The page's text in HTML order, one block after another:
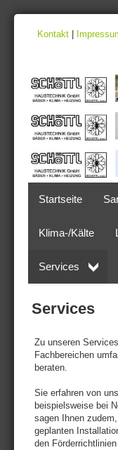
Kontakt
Startseite
Klima-/Kälte
Services
Services
Zu unseren
Fachbereichen
beraten.
Sie erfahren von
beispielsweise bei
sagen Ihnen
geplanten
den